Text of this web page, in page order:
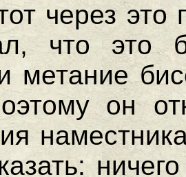
через
что это
метание
он